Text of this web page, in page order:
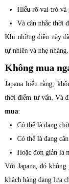
Hiểu rõ vai trò và
Và cân nhắc thời
Khi những điều này
tự nhiên và nhẹ nhàng.
Không mua
Japana hiểu rằng,
thời điểm tư vấn. Và
mua:
Có thể là đang
Có thể là đang
Hoặc đơn giản là
Với Japana, đó
khách hàng đang lựa